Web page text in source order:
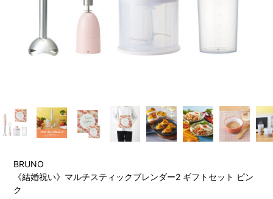
BRUNO
《結婚祝い》マルチスティックブレンダー2 ギフトセット ピン
ク